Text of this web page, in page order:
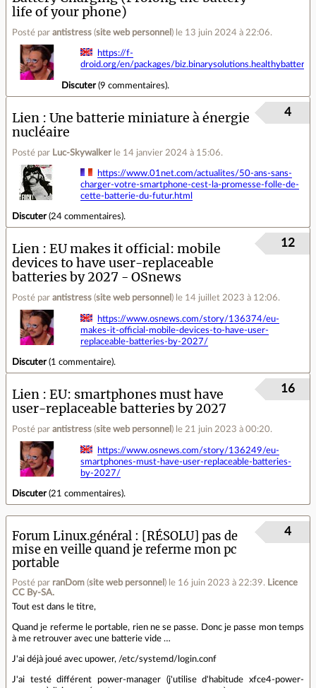
life of your phone)
Posté par antistress (site web personnel ) le 13 juin 2024 à 22:06.
https://f-
droid.org/en/packages/
Discuter(9 commentaires).
Lien
Une batterie miniature à énergie
nucléaire
Posté par Luc-Skywalker le 14 janvier 2024 à 15:06.
4
https://www.01net.com/actualites/50-ans-sans-
charger-votre-smartphone-cest-la-promesse-folle-de-
cette-batterie-du-futur.html
Discuter(24 commentaires).
Lien
EU makes it official: mobile
devices to have user-replaceable
batteries by 2027 - OSnews
Posté par antistress (site web personnel ) le 14 juillet 2023 à 12:06.
12
https://www.osnews.com/story/136374/eu-
makes-it-official-mobile-devices-to-have-user-
replaceable-batteries-by-2027/
Discuter(1 commentaire).
Lien
EU: smartphones must have
user-replaceable batteries by 2027
Posté par antistress (site web personnel ) le 21 juin 2023 à 00:20.
16
https://www.osnews.com/story/136249/eu-
smartphones-must-have-user-replaceable-batteries-
by-2027/
Discuter(21 commentaires).
Forum Linux.général
[RÉSOLU] pas de
mise en veille quand je referme mon pc
portable
Posté par ranDom (site web personnel ) le 16 juin 2023 à 22:39. Licence
CC By‑SA.
4
Tout est dans le titre,
Quand je referme le portable, rien ne se passe. Donc je passe mon temps
à me retrouver avec une batterie vide …
J'ai déjà joué avec upower, /etc/systemd/login.conf
J'ai testé différent power-manager (j'utilise d'habitude xfce4-power-